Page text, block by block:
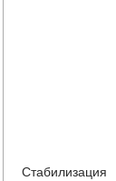
Стабилизация